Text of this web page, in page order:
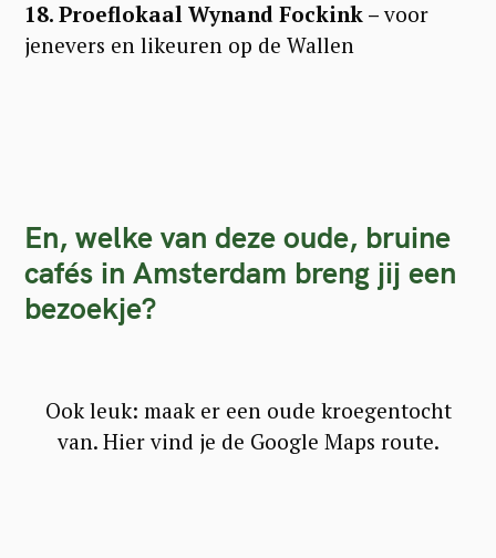
18. Proeflokaal Wynand Fockink –voor
jenevers en likeuren op de Wallen
En, welke van deze oude, bruine
cafés in Amsterdam breng jij een
bezoekje?
Ook leuk: maak er een oude kroegentocht
van. Hier vind je de Google Maps route.